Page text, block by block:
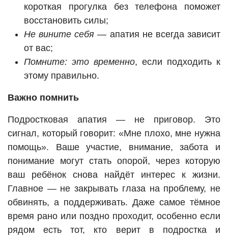
короткая прогулка без телефона поможет
восстановить силы;
Не вините себя — апатия не всегда зависит
от вас;
Помните: это временно, если подходить к
этому правильно.
Важно помнить
Подростковая апатия — не приговор. Это
сигнал, который говорит: «Мне плохо, мне нужна
помощь». Ваше участие, внимание, забота и
понимание могут стать опорой, через которую
ваш ребёнок снова найдёт интерес к жизни.
Главное — не закрывать глаза на проблему, не
обвинять, а поддерживать. Даже самое тёмное
время рано или поздно проходит, особенно если
рядом есть тот, кто верит в подростка и